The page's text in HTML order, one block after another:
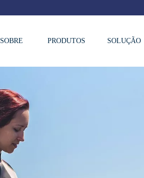
SOBRE PRODUTOS SOLUÇÃO